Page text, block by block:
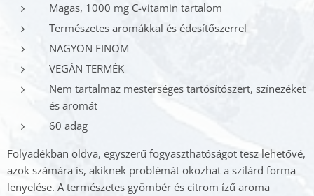
Magas, 1000 mg C-vitamin tartalom
Természetes aromákkal és édesítőszerrel
NAGYON FINOM
VEGÁN TERMÉK
Nem tartalmaz mesterséges tartósítószert, színezéket
és aromát
60 adag
Folyadékban oldva, egyszerű fogyaszthatóságot tesz lehetővé,
azok számára is, akiknek problémát okozhat a szilárd forma
lenyelése. A természetes gyömbér és citrom ízű aroma